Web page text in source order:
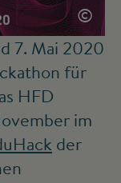
©
7. Mai 2020
für
HFD
im
der